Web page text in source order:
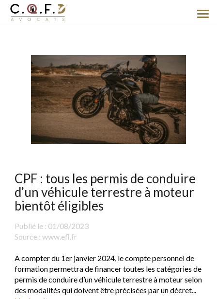
le
CPF : tous les permis de conduire
d’un véhicule terrestre à moteur
bientôt éligibles
Publié le : 01/08/2023
Source : www.efl.fr
A compter du 1er janvier 2024, le compte personnel de
formation permettra de financer toutes les catégories de
permis de conduire d’un véhicule terrestre à moteur selon
des modalités qui doivent être précisées par un décret...